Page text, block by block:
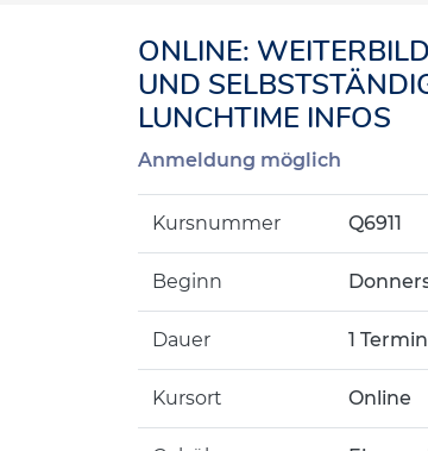
ONLINE:
UND
LUNCHTIME INFOS
Anmeldung möglich
Kursnummer Q6911
Beginn
Dauer 1 Termin
Kursort Online